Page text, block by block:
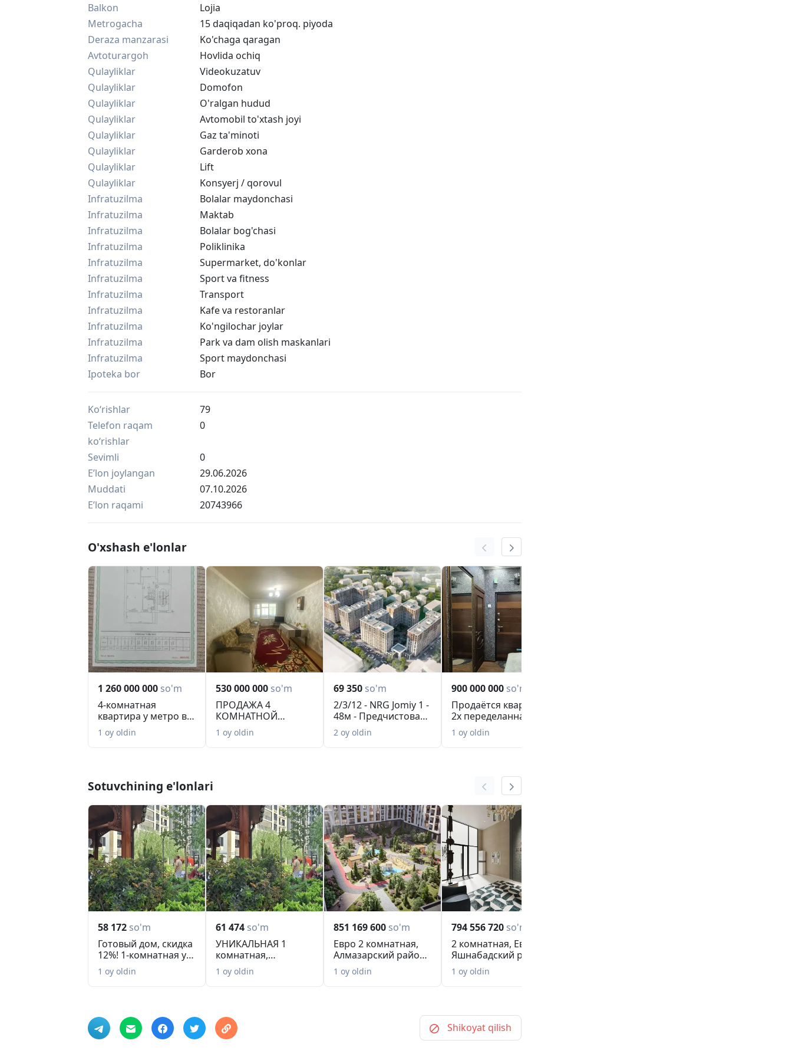
Balkon
Lojia
Metrogacha
15 daqiqadan ko'proq. piyoda
Deraza manzarasi
Ko'chaga qaragan
Avtoturargoh
Hovlida ochiq
Qulayliklar
Videokuzatuv
Qulayliklar
Domofon
Qulayliklar
O'ralgan hudud
Qulayliklar
Avtomobil to'xtash joyi
Qulayliklar
Gaz ta'minoti
Qulayliklar
Garderob xona
Qulayliklar
Lift
Qulayliklar
Konsyerj / qorovul
Infratuzilma
Bolalar maydonchasi
Infratuzilma
Maktab
Infratuzilma
Bolalar bog'chasi
Infratuzilma
Poliklinika
Infratuzilma
Supermarket, do'konlar
Infratuzilma
Sport va fitness
Infratuzilma
Transport
Infratuzilma
Kafe va restoranlar
Infratuzilma
Ko'ngilochar joylar
Infratuzilma
Park va dam olish maskanlari
Infratuzilma
Sport maydonchasi
Ipoteka bor
Bor
Ko‘rishlar
79
Telefon raqam
ko‘rishlar
0
Sevimli
0
Eʼlon joylangan
29.06.2026
Muddati
07.10.2026
Eʼlon raqami
20743966
O'xshash e'lonlar
1 260 000 000 so'm
4-комнатная
квартира у метро в
Мирзо-Улугбекском
р...
1 oy oldin
530 000 000 so'm
ПРОДАЖА 4
КОМНАТНОЙ
КВАРТИРЫ!
1 oy oldin
69 350 so'm
2/3/12 - NRG Jomiy 1 -
48м - Предчистовая
отделка ...
2 oy oldin
900 000 000 so'm
Продаётся квартира
2х переделанная в
3х комнатную
1 oy oldin
Sotuvchining e'lonlari
58 172 so'm
Готовый дом, скидка
12%! 1-комнатная у
Alfraganus ...
1 oy oldin
61 474 so'm
УНИКАЛЬНАЯ 1
комнатная,
Мирабадский район,
Ключи с...
1 oy oldin
851 169 600 so'm
Евро 2 комнатная,
Алмазарский район,
круг Джоми.
1 oy oldin
794 556 720 so'm
2 комнатная, Евро,
Яшнабадский район,
Фаргона йули...
1 oy oldin
Shikoyat qilish